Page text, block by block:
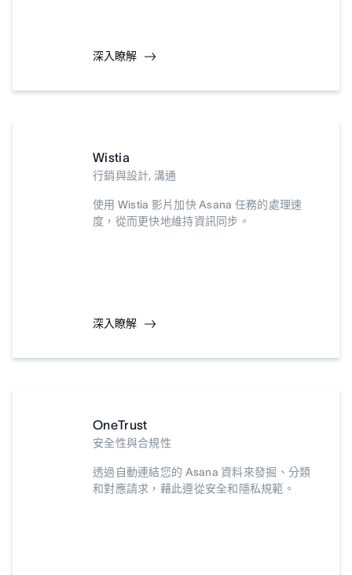
深入瞭解
Wistia
行銷與設計, 溝通
使用 Wistia 影片加快 Asana 任務的處理速
度，從而更快地維持資訊同步。
深入瞭解
OneTrust
安全性與合規性
透過自動連結您的 Asana 資料來發掘、分類
和對應請求，藉此遵從安全和隱私規範。